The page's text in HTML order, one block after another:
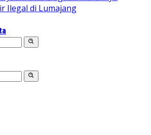
Ilegal di Lumajang